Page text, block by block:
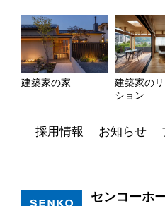
建築家の家
建築家の
ション
採用情報 お知らせ
センコーホ